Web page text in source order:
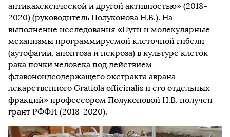
антикахексической и другой активностью» (2018-
2020) (руководитель Полуконова Н.В.). На
выполнение исследования «Пути и молекулярные
механизмы программируемой клеточной гибели
(аутофагии, апоптоза и некроза) в культуре клеток
рака почки человека под действием
флавоноидсодержащего экстракта аврана
лекарственного Gratiola officinalis и его отдельных
фракций» профессором Полуконовой Н.В. получен
грант РФФИ (2018-2020).